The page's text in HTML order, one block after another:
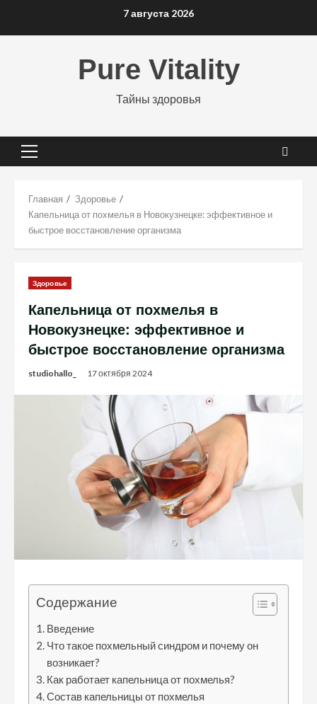
7 августа 2026
Pure Vitality
Тайны здоровья
Основное
Главная
Здоровье
Капельница от похмелья в Новокузнецке: эффективное и
быстрое восстановление организма
Здоровье
Капельница от похмелья в
Новокузнецке: эффективное и
быстрое восстановление организма
studiohallo_ 17 октября 2024
Содержание
Введение
Что такое похмельный синдром и почему он
возникает?
Как работает капельница от похмелья?
Состав капельницы от похмелья